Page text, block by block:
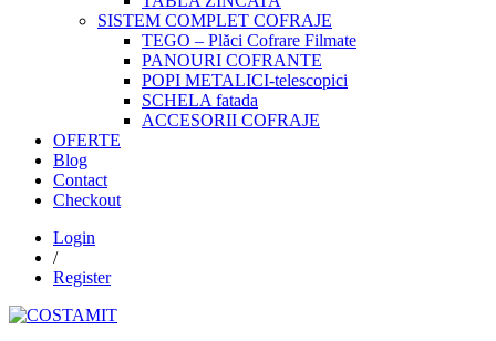
SISTEM COMPLET COFRAJE
TEGO – Plăci Cofrare Filmate
PANOURI COFRANTE
POPI METALICI-telescopici
SCHELA fatada
ACCESORII COFRAJE
OFERTE
Blog
Contact
Checkout
Login
/
Register